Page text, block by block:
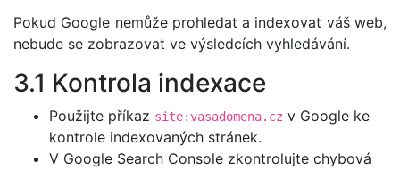
Pokud Google nemůže prohledat a indexovat váš web,
nebude se zobrazovat ve výsledcích vyhledávání.
3.1 Kontrola indexace
Použijte příkaz site:vasadomena.cz v Google ke
kontrole indexovaných stránek.
V Google Search Console zkontrolujte chybová